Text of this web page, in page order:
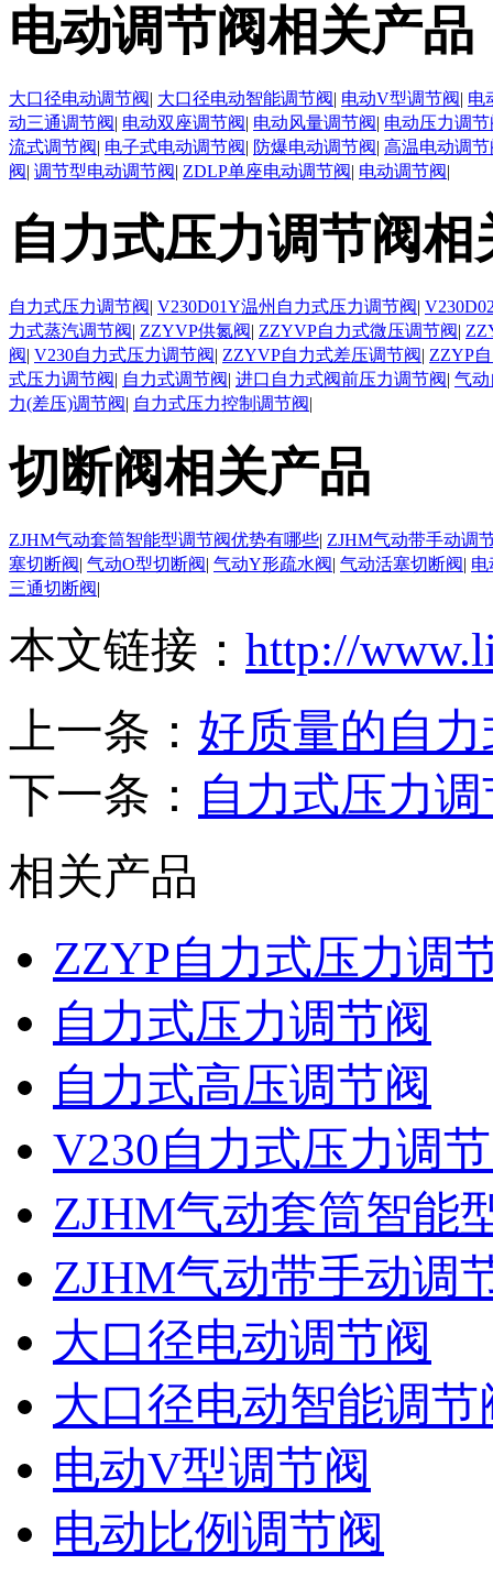
电动调节阀相关产品
大口径电动调节阀| 大口径电动智能调节阀| 电动V型调节阀| 电
动三通调节阀| 电动双座调节阀| 电动风量调节阀| 电动压力调节
流式调节阀| 电子式电动调节阀| 防爆电动调节阀| 高温电动调节
阀| 调节型电动调节阀| ZDLP单座电动调节阀| 电动调节阀|
自力式压力调节阀相
自力式压力调节阀| V230D01Y温州自力式压力调节阀|
力式蒸汽调节阀| ZZYVP供氮阀| ZZYVP自力式微压调节阀|
阀| V230自力式压力调节阀| ZZYVP自力式差压调节阀| ZZYP
式压力调节阀| 自力式调节阀| 进口自力式阀前压力调节阀| 气
力(差压)调节阀| 自力式压力控制调节阀|
切断阀相关产品
ZJHM气动套筒智能型调节阀优势有哪些| ZJHM气动带手动调
塞切断阀| 气动O型切断阀| 气动Y形疏水阀| 气动活塞切断阀| 电
三通切断阀|
本文链接： http://
上一条： 好质量的自
下一条： 自力式压力
相关产品
ZZYP自力式压力调
自力式压力调节阀
自力式高压调节阀
V230自力式压力调
ZJHM气动套筒智能
ZJHM气动带手动调
大口径电动调节阀
大口径电动智能调节
电动V型调节阀
电动比例调节阀